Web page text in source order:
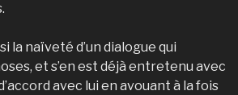
la naïveté d’un dialogue qui
et s’en est déjà entretenu avec
avec lui en avouant à la fois